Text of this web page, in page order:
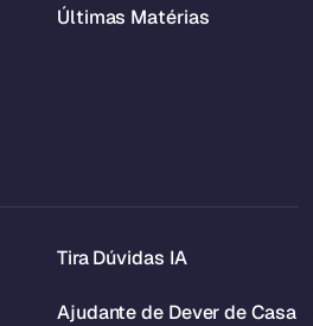
Últimas Matérias
Tira Dúvidas IA
Ajudante de Dever de Casa